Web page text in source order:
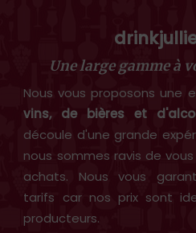
Une large gamme à
Nous vous proposons une
vins, de bières et
découle d'une grande
nous sommes ravis de
achats. Nous vous
tarifs car nos prix sont
producteurs.